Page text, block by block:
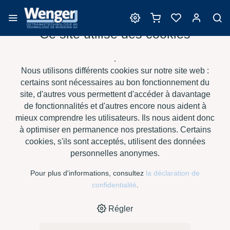
HOME › E-SHOP › VIN › BARRIQUES › SAURY BARRIQUES -
BORDEAUX TRANSPORT TT US › TRADITION LUMIÈRE
Ce site utilise des cookies
.
Nous utilisons différents cookies sur notre site web :
certains sont nécessaires au bon fonctionnement du
site, d'autres vous permettent d'accéder à davantage
de fonctionnalités et d'autres encore nous aident à
mieux comprendre les utilisateurs. Ils nous aident donc
à optimiser en permanence nos prestations. Certains
cookies, s'ils sont acceptés, utilisent des données
personnelles anonymes.
Pour plus d'informations, consultez la déclaration de
confidentialité
Régler